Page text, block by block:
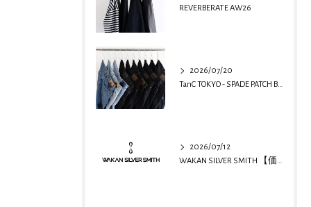
REVERBERATE AW26
2026/07/20
TanC TOKYO - SPADE PATCH BUGGY REMAKE DENIM
2026/07/12
WAKAN SILVER SMITH 【価格改定のお知らせ】